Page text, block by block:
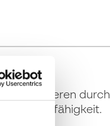
verlieren durch
Förderfähigkeit.